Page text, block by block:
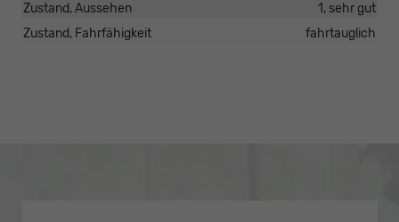
Zustand, Aussehen
1, sehr gut
Zustand, Fahrfähigkeit
fahrtauglich